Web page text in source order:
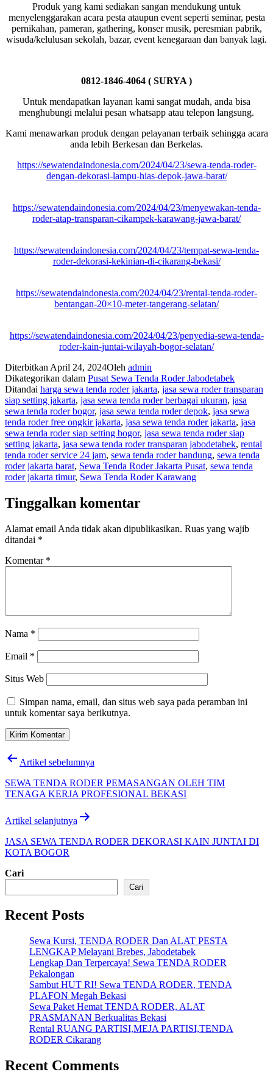
Produk yang kami sediakan sangan mendukung untuk
menyelenggarakan acara pesta ataupun event seperti seminar, pesta
pernikahan, pameran, gathering, konser musik, peresmian pabrik,
wisuda/kelulusan sekolah, bazar, event kenegaraan dan banyak lagi.
0812-1846-4064 ( SURYA )
Untuk mendapatkan layanan kami sangat mudah, anda bisa
menghubungi melalui pesan whatsapp atau telepon langsung.
Kami menawarkan produk dengan pelayanan terbaik sehingga acara
anda lebih Berkesan dan Berkelas.
https://sewatendaindonesia.com/2024/04/23/sewa-tenda-roder-
dengan-dekorasi-lampu-hias-depok-jawa-barat/
https://sewatendaindonesia.com/2024/04/23/menyewakan-tenda-
roder-atap-transparan-cikampek-karawang-jawa-barat/
https://sewatendaindonesia.com/2024/04/23/tempat-sewa-tenda-
roder-dekorasi-kekinian-di-cikarang-bekasi/
https://sewatendaindonesia.com/2024/04/23/rental-tenda-roder-
bentangan-20×10-meter-tangerang-selatan/
https://sewatendaindonesia.com/2024/04/23/penyedia-sewa-tenda-
roder-kain-juntai-wilayah-bogor-selatan/
Diterbitkan April 24, 2024Oleh admin
Dikategorikan dalam Pusat Sewa Tenda Roder Jabodetabek
Ditandai harga sewa tenda roder jakarta, jasa sewa roder transparan
siap setting jakarta, jasa sewa tenda roder berbagai ukuran, jasa
sewa tenda roder bogor, jasa sewa tenda roder depok, jasa sewa
tenda roder free ongkir jakarta, jasa sewa tenda roder jakarta, jasa
sewa tenda roder siap setting bogor, jasa sewa tenda roder siap
setting jakarta, jasa sewa tenda roder transparan jabodetabek, rental
tenda roder service 24 jam, sewa tenda roder bandung, sewa tenda
roder jakarta barat, Sewa Tenda Roder Jakarta Pusat, sewa tenda
roder jakarta timur, Sewa Tenda Roder Karawang
Tinggalkan komentar
Alamat email Anda tidak akan dipublikasikan. Ruas yang wajib
ditandai *
Komentar *
Nama *
Email *
Situs Web
Simpan nama, email, dan situs web saya pada peramban ini
untuk komentar saya berikutnya.
Navigasi
Artikel sebelumnya
SEWA TENDA RODER PEMASANGAN OLEH TIM
TENAGA KERJA PROFESIONAL BEKASI
Artikel selanjutnya
JASA SEWA TENDA RODER DEKORASI KAIN JUNTAI DI
KOTA BOGOR
Cari
Cari
Recent Posts
Sewa Kursi, TENDA RODER Dan ALAT PESTA
LENGKAP Melayani Brebes, Jabodetabek
Lengkap Dan Terpercaya! Sewa TENDA RODER
Pekalongan
Sambut HUT RI! Sewa TENDA RODER, TENDA
PLAFON Megah Bekasi
Sewa Paket Hemat TENDA RODER, ALAT
PRASMANAN Berkualitas Bekasi
Rental RUANG PARTISI,MEJA PARTISI,TENDA
RODER Cikarang
Recent Comments